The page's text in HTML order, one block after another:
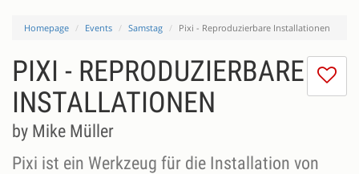
Homepage Events Samstag Pixi - Reproduzierbare Installationen
I
PIXI - REPRODUZIERBARE
INSTALLATIONEN
by Mike Müller
Pixi ist ein Werkzeug für die Installation von